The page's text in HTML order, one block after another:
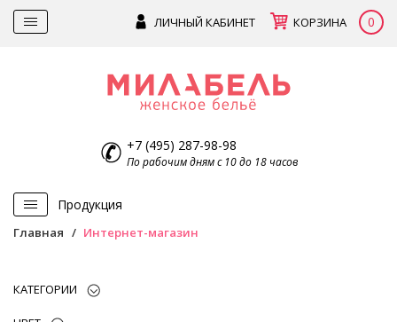
ЛИЧНЫЙ КАБИНЕТ КОРЗИНА 0
+7 (495) 287-98-98
По рабочим дням с 10 до 18 часов
Продукция
Главная Интернет-магазин
КАТЕГОРИИ